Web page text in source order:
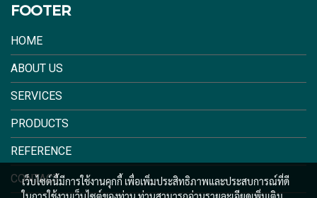
FOOTER
HOME
ABOUT US
SERVICES
PRODUCTS
REFERENCE
CONTACT
เว็บไซต์นี้มีการใช้งานคุกกี้ เพื่อเพิ่มประสิทธิภาพและประสบการณ์ที่ดี